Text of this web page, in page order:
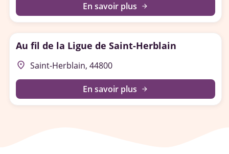
En savoir plus arrow_forward
Au fil de la Ligue de Saint-Herblain
place Saint-Herblain, 44800
En savoir plus arrow_forward